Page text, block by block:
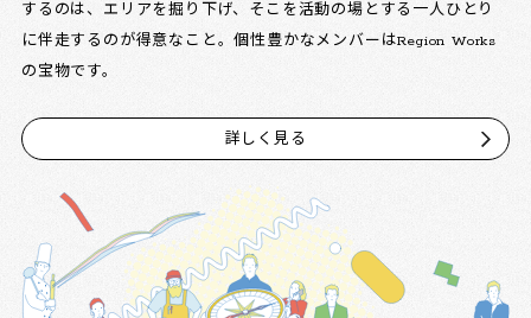
するのは、エリアを掘り下げ、そこを活動の場とする一人ひとり
に伴走するのが得意なこと。個性豊かなメンバーはRegion Works
の宝物です。
詳しく見る